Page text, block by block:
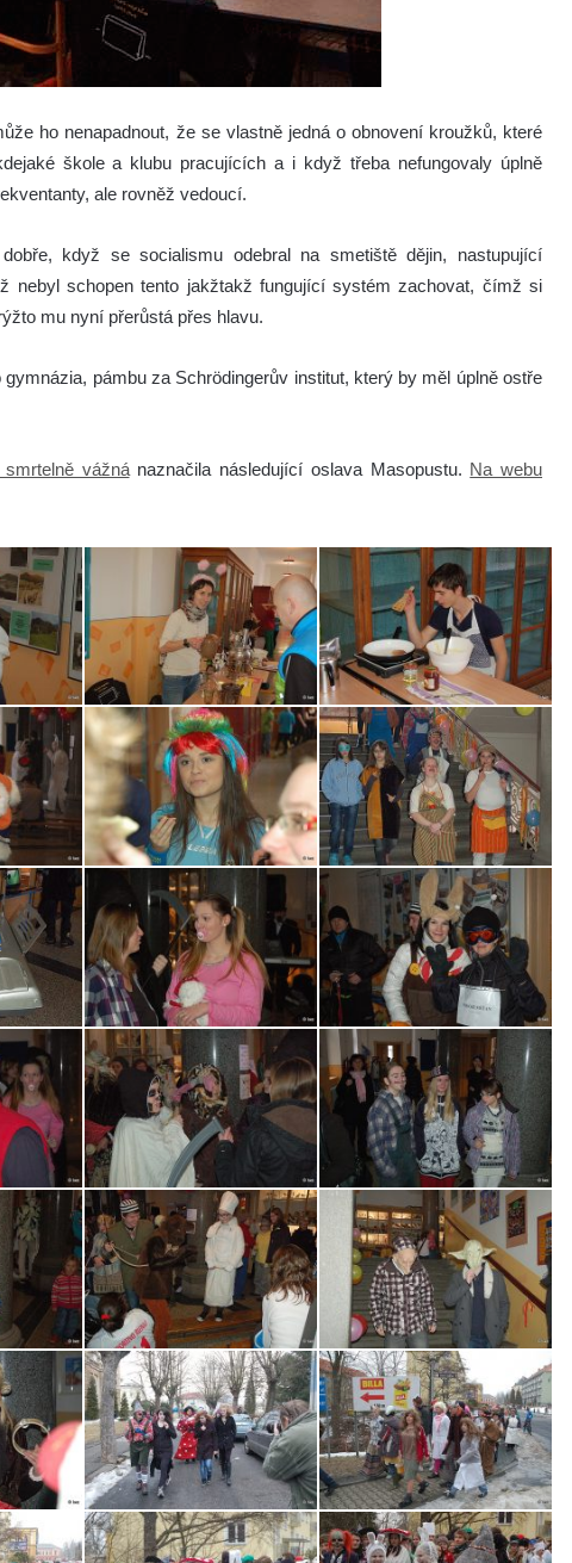
ho nenapadnout, že se vlastně jedná o obnovení kroužků, které
škole a klubu pracujících a i když třeba nefungovaly úplně
ale rovněž vedoucí.
když se socialismu odebral na smetiště dějin, nastupující
nebyl schopen tento jakžtakž fungující systém zachovat, čímž si
mu nyní přerůstá přes hlavu.
pámbu za Schrödingerův institut, který by měl úplně ostře
vážnánaznačila následující oslava Masopustu. Na webu